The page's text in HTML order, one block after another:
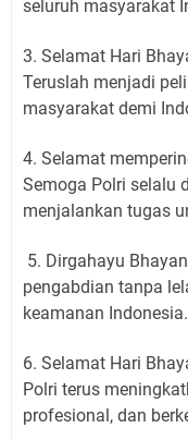
seluruh masyarakat
3. Selamat Hari
Teruslah menjadi
masyarakat demi
4. Selamat
Semoga Polri selalu
menjalankan tugas
5. Dirgahayu
pengabdian tanpa
keamanan Indonesia.
6. Selamat Hari
Polri terus
profesional, dan